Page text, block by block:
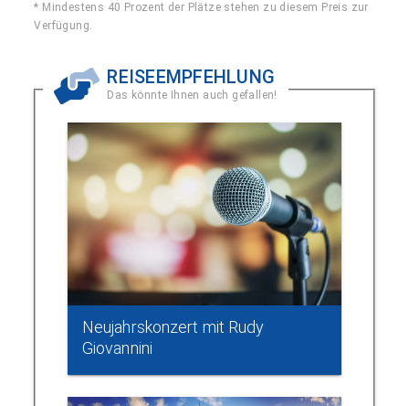
* Mindestens 40 Prozent der Plätze stehen zu diesem Preis zur
Verfügung.
REISEEMPFEHLUNG
Das könnte Ihnen auch gefallen!
Neujahrskonzert mit Rudy
Giovannini